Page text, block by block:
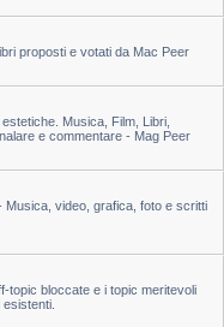
proposti e votati da Mac Peer
Musica, Film, Libri,
e commentare - Mag Peer
Musica, video, grafica, foto e scritti
topic bloccate e i topic meritevoli